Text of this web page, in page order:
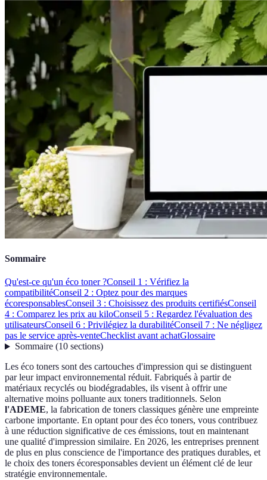
Sommaire
Qu'est-ce qu'un éco toner ?Conseil 1 : Vérifiez la
compatibilitéConseil 2 : Optez pour des marques
écoresponsablesConseil 3 : Choisissez des produits certifiésConseil
4 : Comparez les prix au kiloConseil 5 : Regardez l'évaluation des
utilisateursConseil 6 : Privilégiez la durabilitéConseil 7 : Ne négligez
pas le service après-venteChecklist avant achatGlossaire
Sommaire(10 sections)
Les éco toners sont des cartouches d'impression qui se distinguent
par leur impact environnemental réduit. Fabriqués à partir de
matériaux recyclés ou biodégradables, ils visent à offrir une
alternative moins polluante aux toners traditionnels. Selon
l'ADEME, la fabrication de toners classiques génère une empreinte
carbone importante. En optant pour des éco toners, vous contribuez
à une réduction significative de ces émissions, tout en maintenant
une qualité d'impression similaire. En 2026, les entreprises prennent
de plus en plus conscience de l'importance des pratiques durables, et
le choix des toners écoresponsables devient un élément clé de leur
stratégie environnementale.